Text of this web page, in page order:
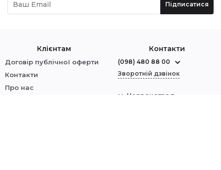
Підписатися
Клієнтам
Договір публічної оферти
Контакти
Про нас
Контакти
(098) 480 88 00
Зворотній дзвінок
м. Червоноград